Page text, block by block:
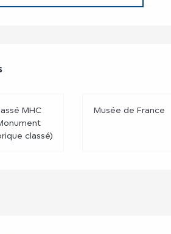
de
MHC
classé)
Musée de France